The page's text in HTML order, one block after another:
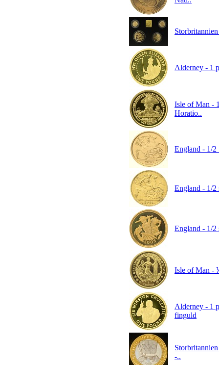
Alderney - 1
Isle of Man -
Horatio..
England - 1/2
England - 1/2
England - 1/
Isle of Man -
Alderney - 1
finguld
-..